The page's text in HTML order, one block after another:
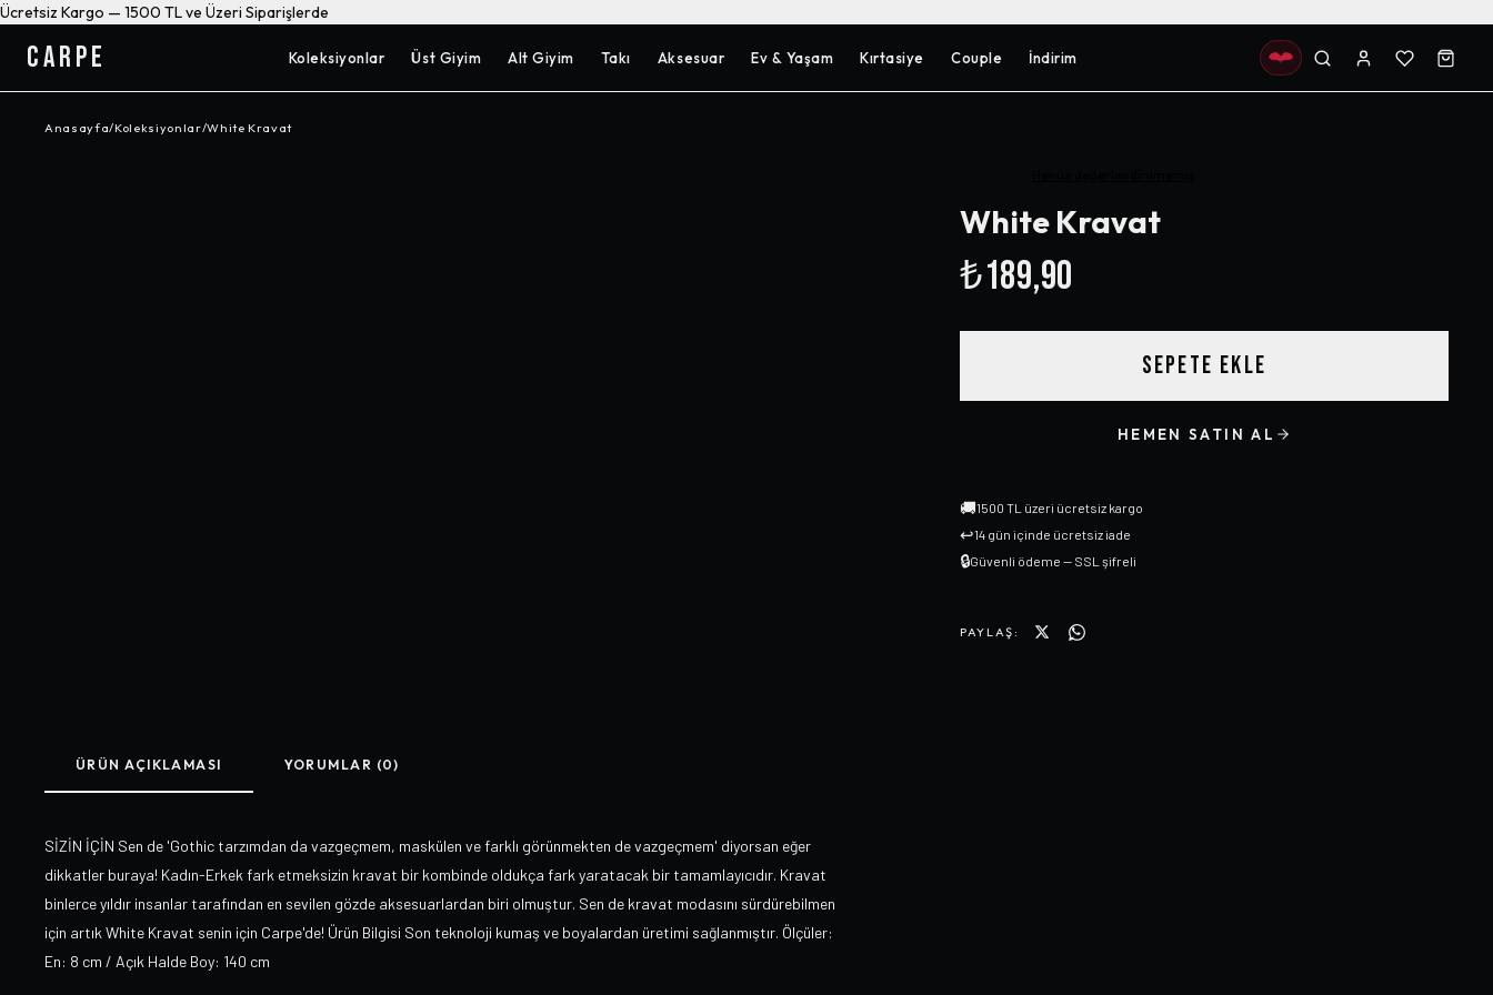
Ücretsiz Kargo — 1500 TL ve Üzeri Siparişlerde
CARPE Koleksiyonlar Üst Giyim Alt Giyim Takı Aksesuar Ev & Yaşam Kırtasiye Couple İndirim
Anasayfa/Koleksiyonlar/White Kravat
White Kravat
₺189,90
SEPETE EKLE
HEMEN SATIN AL
🚚1500 TL üzeri ücretsiz kargo
↩14 gün içinde ücretsiz iade
🔒Güvenli ödeme — SSL şifreli
PAYLAŞ:
ÜRÜN AÇIKLAMASI YORUMLAR (0)
SİZİN İÇİN Sen de 'Gothic tarzımdan da vazgeçmem, maskülen ve farklı görünmekten de vazgeçmem' diyorsan eğer
dikkatler buraya! Kadın-Erkek fark etmeksizin kravat bir kombinde oldukça fark yaratacak bir tamamlayıcıdır. Kravat
binlerce yıldır insanlar tarafından en sevilen gözde aksesuarlardan biri olmuştur. Sen de kravat modasını sürdürebilmen
için artık White Kravat senin için Carpe'de! Ürün Bilgisi Son teknoloji kumaş ve boyalardan üretimi sağlanmıştır. Ölçüler:
En: 8 cm / Açık Halde Boy: 140 cm